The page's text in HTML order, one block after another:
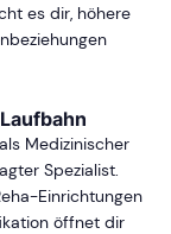
es dir, höhere
Medizinischer
Spezialist.
Einrichtungen
öffnet dir